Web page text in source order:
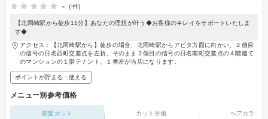
-
(-件)
【北岡崎駅から徒歩11分】あなたの理想が叶う◆お客様のキレイをサポートいたしま
す◆
アクセス：【北岡崎駅から】徒歩の場合、北岡崎駅からアピタ方面に向かい、２個目
の信号の日名西町交差点を左折、そのまま２個目の信号の日名南町交差点の４階建て
のマンションの１階テナント、１番左が当店になります。
ポイントが貯まる・使える
メニュー別参考価格
前髪カット カット単価 ヘアカラー